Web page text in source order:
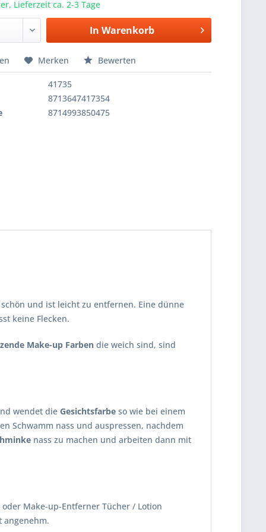
Lieferzeit ca. 2-3 Tage
In Warenkorb
Merken Bewerten
41735
8713647417354
8714993850475
und ist leicht zu entfernen. Eine dünne
keine Flecken.
Make-up Farben die weich sind, sind
wendet die Gesichtsfarbe so wie bei einem
Schwamm nass und auspressen, nachdem
nass zu machen und arbeiten dann mit
Make-up-Entferner Tücher / Lotion